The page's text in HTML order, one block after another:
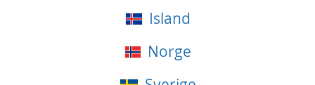
Island
Norge